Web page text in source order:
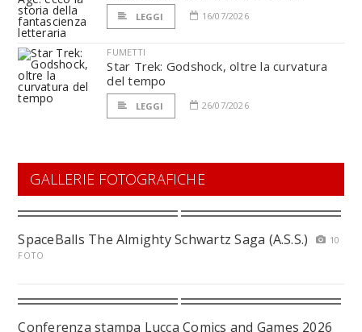
LEGGI 16/07/2026
FUMETTI
Star Trek: Godshock, oltre la curvatura
del tempo
LEGGI 26/07/2026
GALLERIE FOTOGRAFICHE
SpaceBalls The Almighty Schwartz Saga (A.S.S.)
10
FOTO
Conferenza stampa Lucca Comics and Games 2026